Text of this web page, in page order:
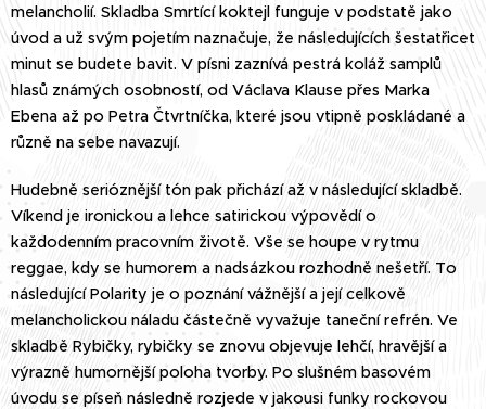
melancholií. Skladba Smrtící koktejl funguje v podstatě jako
úvod a už svým pojetím naznačuje, že následujících šestatřicet
minut se budete bavit. V písni zaznívá pestrá koláž samplů
hlasů známých osobností, od Václava Klause přes Marka
Ebena až po Petra Čtvrtníčka, které jsou vtipně poskládané a
různě na sebe navazují.
Hudebně serióznější tón pak přichází až v následující skladbě.
Víkend je ironickou a lehce satirickou výpovědí o
každodenním pracovním životě. Vše se houpe v rytmu
reggae, kdy se humorem a nadsázkou rozhodně nešetří. To
následující Polarity je o poznání vážnější a její celkově
melancholickou náladu částečně vyvažuje taneční refrén. Ve
skladbě Rybičky, rybičky se znovu objevuje lehčí, hravější a
výrazně humornější poloha tvorby. Po slušném basovém
úvodu se píseň následně rozjede v jakousi funky rockovou